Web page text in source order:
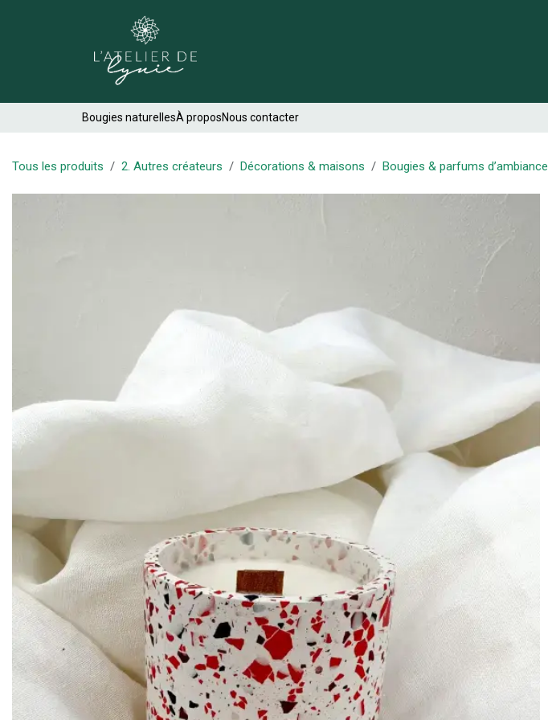
Bougies naturellesÀ proposNous contacter
Tous les produits 2. Autres créateurs Décorations & maisons Bougies & parfums d’ambiance